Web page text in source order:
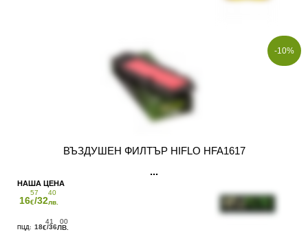
-10%
ВЪЗДУШЕН ФИЛТЪР HIFLO HFA1617
16
57
€/32
40
лв.
18
41
€/36
00
ЛВ.